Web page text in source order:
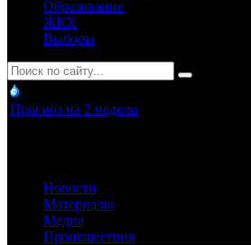
Образование
ЖКХ
Выборы
Прогноз на 2 недели
Новости
Материалы
Медиа
Происшествия